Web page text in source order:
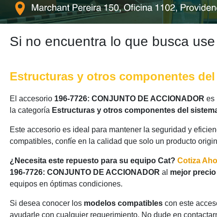
Si no encuentra lo que busca
Estructuras y otros componentes
El accesorio 196-7726: CONJUNTO DE ACCIONADOR es
la categoría Estructuras y otros componentes del
Este accesorio es ideal para mantener la seguridad y
compatibles, confíe en la calidad que solo un producto
¿Necesita este repuesto para su equipo Cat? Cotiza
196-7726: CONJUNTO DE ACCIONADOR al mejor precio
equipos en óptimas condiciones.
Si desea conocer los modelos compatibles con este
ayudarle con cualquier requerimiento. No dude en